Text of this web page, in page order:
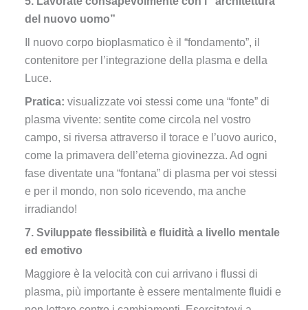
del nuovo uomo”
Il nuovo corpo bioplasmatico è il “fondamento”, il
contenitore per l’integrazione della plasma e della
Luce.
Pratica: visualizzate voi stessi come una “fonte” di
plasma vivente: sentite come circola nel vostro
campo, si riversa attraverso il torace e l’uovo aurico,
come la primavera dell’eterna giovinezza. Ad ogni
fase diventate una “fontana” di plasma per voi stessi
e per il mondo, non solo ricevendo, ma anche
irradiando!
7. Sviluppate flessibilità e fluidità a livello mentale
ed emotivo
Maggiore è la velocità con cui arrivano i flussi di
plasma, più importante è essere mentalmente fluidi e